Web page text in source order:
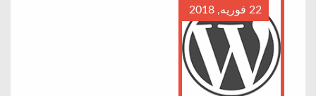
22 فوریه, 2018